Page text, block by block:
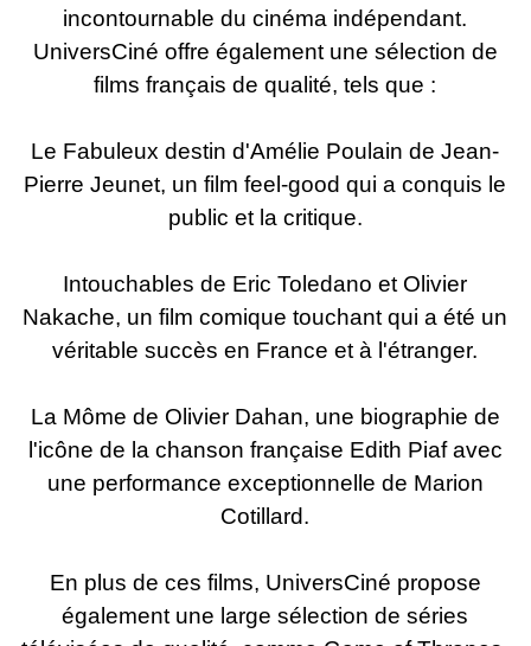
incontournable du cinéma indépendant.
UniversCiné offre également une sélection de
films français de qualité, tels que :
Le Fabuleux destin d'Amélie Poulain de Jean-
Pierre Jeunet, un film feel-good qui a conquis le
public et la critique.
Intouchables de Eric Toledano et Olivier
Nakache, un film comique touchant qui a été un
véritable succès en France et à l'étranger.
La Môme de Olivier Dahan, une biographie de
l'icône de la chanson française Edith Piaf avec
une performance exceptionnelle de Marion
Cotillard.
En plus de ces films, UniversCiné propose
également une large sélection de séries